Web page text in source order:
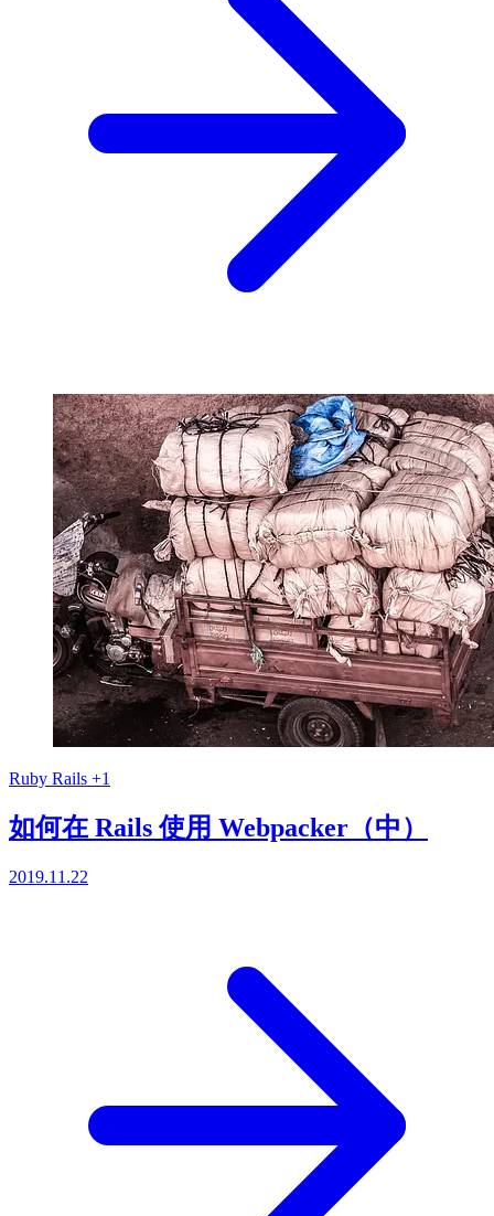
Ruby Rails +1
如何在 Rails 使用 Webpacker（中）
2019.11.22